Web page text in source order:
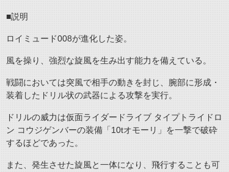
■説明
ロイミュード008が進化した姿。
風を操り、強烈な旋風を生み出す能力を備えている。
戦闘においては突風で相手の動きを封じ、腕部に形成・
装着したドリル状の武器による攻撃を実行。
ドリルの威力は仮面ライダードライブ タイプトライドロ
ン コウジゲンバーの装備「10tオモーリ」を一撃で破砕
するほどであった。
また、発生させた旋風と一体になり、飛行することも可